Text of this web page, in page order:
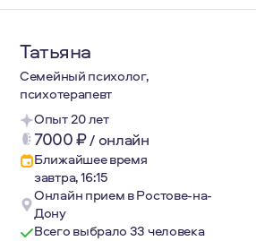
Татьяна
Семейный психолог,
психотерапевт
Опыт 20 лет
7000₽/ онлайн
Ближайшее время
завтра, 16:15
Онлайн прием в Ростове-на-
Дону
Всего выбрало 33 человека